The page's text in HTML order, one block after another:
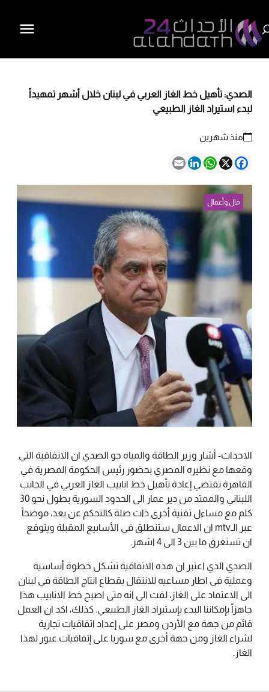
الصدي: تأهيل خط الغاز العربي في لبنان خلال أشهر تمهيداً
لبدء استيراد الغاز الطبيعي
منذ شهرين
Facebook
X
WhatsApp
LinkedIn
Email
مال وأعمال
الاحداث- أشار وزير الطاقة والمياه جو الصدي ان الاتفاقية التي
وقعها مع نظيره المصري بحضور رئيس الحكومة المصرية في
القاهرة تقتضي إعادة تأهيل خط انابيب الغاز العربي في الجانب
اللبناني والممتد من دير عمار الى الحدود السورية بطول نحو 30
كلم مع مساءل تقنية أخرى ذات صلة كالتحكم عن بعد، موضحاً
عبر الـmtv ان الاعمال ستنطلق في الأسابيع المقبلة ويتوقع
ان تستغرق ما بين 3 الى 4 اشهر.
الصدي الذي اعتبر ان هذه الاتفاقية تشكل خطوة أساسية
وعملية في اطار مساعيه للانتقال بقطاع انتاج الطاقة في لبنان
الى الاعتماد على الغاز، لفت الى انه متى اصبح خط الانابيب هذا
جاهزاً بإمكاننا البدء بإستيراد الغاز الطبيعي. كذلك، اكد ان العمل
قائم من جهة مع الأردن ومصر على إعداد اتفاقيات تجارية
لشراء الغاز ومن جهة أخرى مع سوريا على إتفاقيات عبور لهذا
الغاز.